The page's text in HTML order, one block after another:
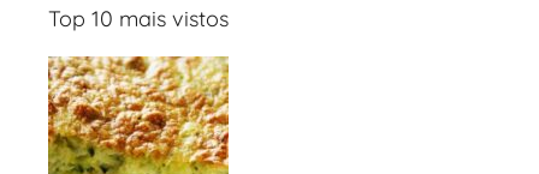
Top 10 mais vistos